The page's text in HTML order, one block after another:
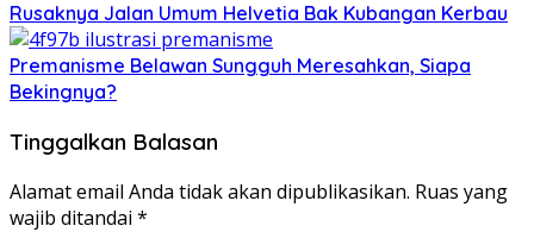
Rusaknya Jalan Umum Helvetia Bak Kubangan Kerbau
Premanisme Belawan Sungguh Meresahkan, Siapa
Bekingnya?
Tinggalkan Balasan
Alamat email Anda tidak akan dipublikasikan. Ruas yang
wajib ditandai *